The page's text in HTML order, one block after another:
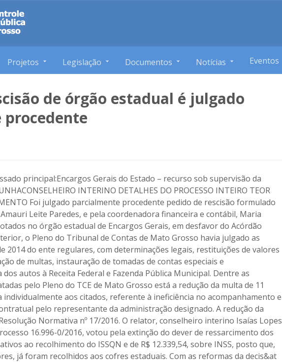
Projetos Legislação Documentos Notícias Eventos
de órgão estadual é julgado
principal:Encargos Gerais do Estado – recurso sob supervisão da
INTERINO DETALHES DO PROCESSO INTEIRO TEOR
Foi julgado parcialmente procedente pedido de rescisão formulado
Leite Paredes, e pela coordenadora financeira e contábil, Maria
no órgão estadual de Encargos Gerais, em desfavor do Acórdão
o Pleno do Tribunal de Contas de Mato Grosso havia julgado as
2014 do ente regulares, com determinações legais, restituições de valores
de multas, instauração de tomadas de contas especiais e
autos à Receita Federal e Fazenda Pública Municipal. Dentre as
pelo Pleno do TCE de Mato Grosso está a redução da multa de 11
individualmente aos citados, referente à ineficiência no acompanhamento e
pelo representante da administração designado. A redução da
Normativa nº 17/2016. O relator, conselheiro interino Isaías Lopes
16.996-0/2016, votou pela extinção do dever de ressarcimento dos
ao recolhimento do ISSQN e de R$ 12.339,54, sobre INSS, posto que,
já foram recolhidos aos cofres estaduais. Com as reformas da decis&at